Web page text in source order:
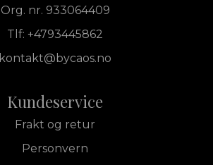
Org. nr. 933064409
Tlf: +4793445862
kontakt@bycaos.no
Kundeservice
Frakt og retur
Personvern